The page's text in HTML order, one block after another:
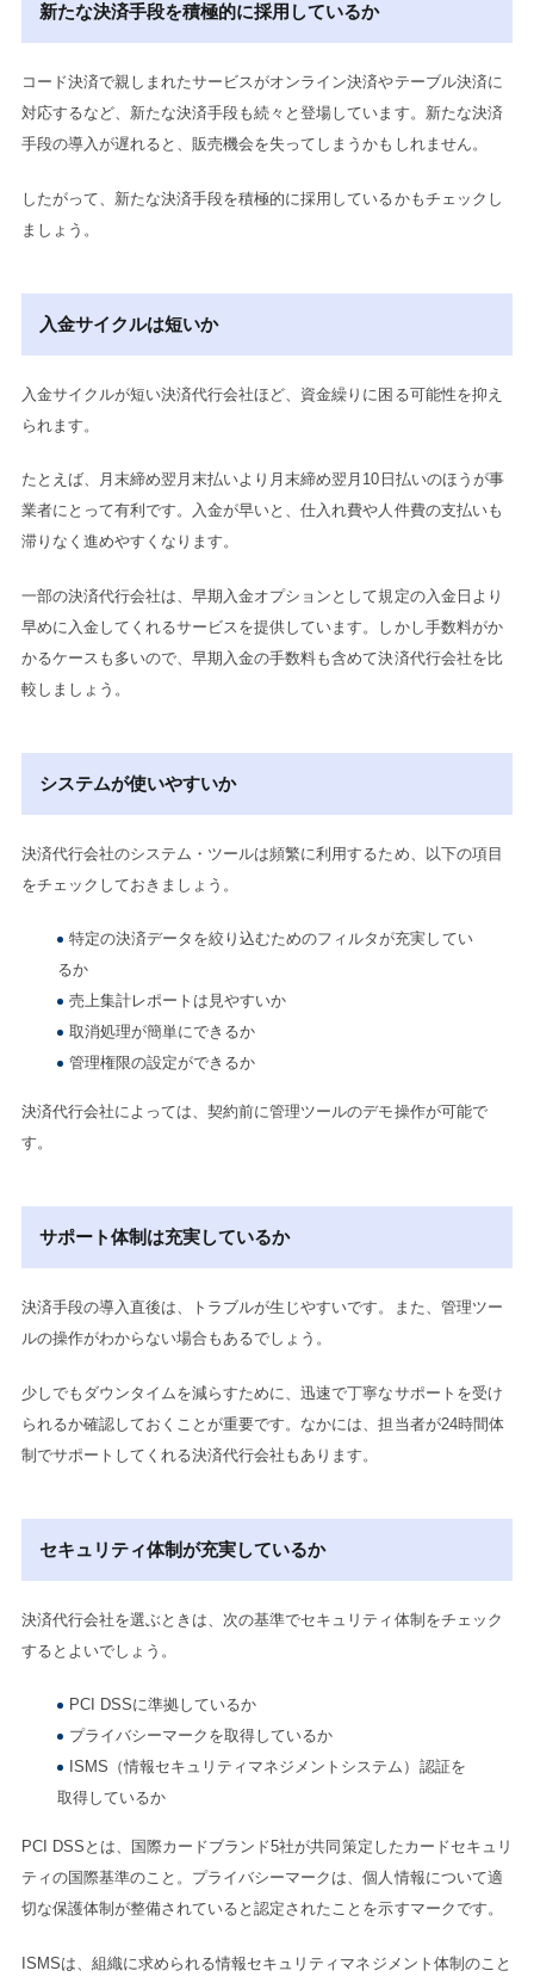
新たな決済手段を積極的に採用しているか
コード決済で親しまれたサービスがオンライン決済やテーブル決済に
対応するなど、新たな決済手段も続々と登場しています。新たな決済
手段の導入が遅れると、販売機会を失ってしまうかもしれません。
したがって、新たな決済手段を積極的に採用しているかもチェックし
ましょう。
入金サイクルは短いか
入金サイクルが短い決済代行会社ほど、資金繰りに困る可能性を抑え
られます。
たとえば、月末締め翌月末払いより月末締め翌月10日払いのほうが事
業者にとって有利です。入金が早いと、仕入れ費や人件費の支払いも
滞りなく進めやすくなります。
一部の決済代行会社は、早期入金オプションとして規定の入金日より
早めに入金してくれるサービスを提供しています。しかし手数料がか
かるケースも多いので、早期入金の手数料も含めて決済代行会社を比
較しましょう。
システムが使いやすいか
決済代行会社のシステム・ツールは頻繁に利用するため、以下の項目
をチェックしておきましょう。
特定の決済データを絞り込むためのフィルタが充実してい
るか
売上集計レポートは見やすいか
取消処理が簡単にできるか
管理権限の設定ができるか
決済代行会社によっては、契約前に管理ツールのデモ操作が可能で
す。
サポート体制は充実しているか
決済手段の導入直後は、トラブルが生じやすいです。また、管理ツー
ルの操作がわからない場合もあるでしょう。
少しでもダウンタイムを減らすために、迅速で丁寧なサポートを受け
られるか確認しておくことが重要です。なかには、担当者が24時間体
制でサポートしてくれる決済代行会社もあります。
セキュリティ体制が充実しているか
決済代行会社を選ぶときは、次の基準でセキュリティ体制をチェック
するとよいでしょう。
PCI DSSに準拠しているか
プライバシーマークを取得しているか
ISMS（情報セキュリティマネジメントシステム）認証を
取得しているか
PCI DSSとは、国際カードブランド5社が共同策定したカードセキュリ
ティの国際基準のこと。プライバシーマークは、個人情報について適
切な保護体制が整備されていると認定されたことを示すマークです。
ISMSは、組織に求められる情報セキュリティマネジメント体制のこと